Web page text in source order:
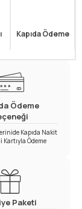
Kapıda Ödeme
Ödeme
Kapıda Nakit
Kartıyla Ödeme
Paketi